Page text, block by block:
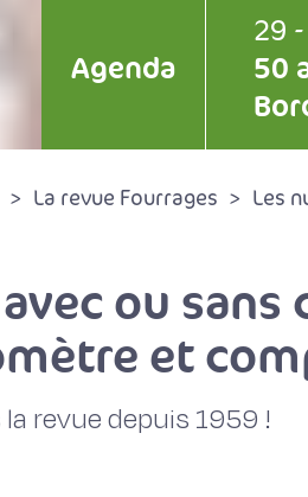
Agenda
29
50
La revue Fourrages Les
ou sans
et
revue depuis 1959 !